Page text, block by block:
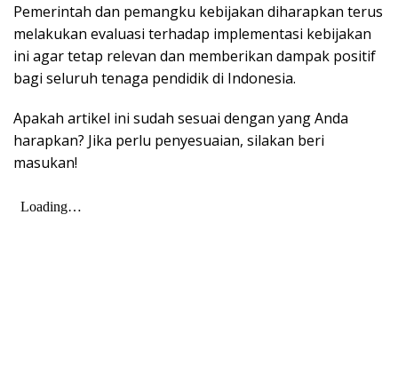
Pemerintah dan pemangku kebijakan diharapkan terus
melakukan evaluasi terhadap implementasi kebijakan
ini agar tetap relevan dan memberikan dampak positif
bagi seluruh tenaga pendidik di Indonesia.
Apakah artikel ini sudah sesuai dengan yang Anda
harapkan? Jika perlu penyesuaian, silakan beri
masukan!